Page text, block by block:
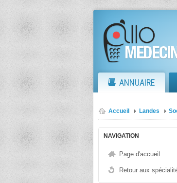
ANNUAIRE
Accueil Landes
NAVIGATION
Page d'accueil
Retour aux